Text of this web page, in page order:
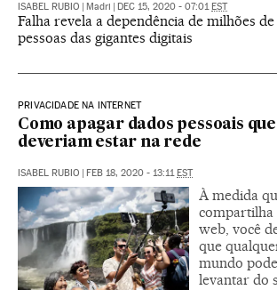
ISABEL RUBIO Madri DEC 15, 2020 - 07:01 EST
Falha revela a dependência de milhões
pessoas das gigantes digitais
PRIVACIDADE NA INTERNET
Como apagar dados pessoais
deveriam estar na rede
ISABEL RUBIO FEB 18, 2020 - 13:11 EST
À medida
compartilha
web, você
que
mundo
levantar do